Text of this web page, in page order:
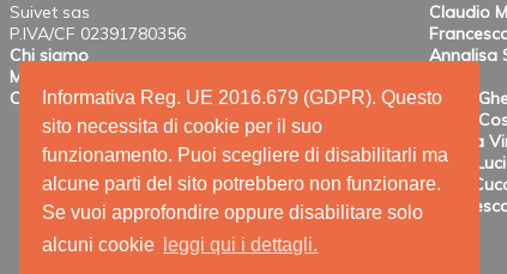
Informativa Reg. UE 2016.679 (GDPR). Questo
sito necessita di cookie per il suo
funzionamento. Puoi scegliere di disabilitarli ma
alcune parti del sito potrebbero non funzionare.
Se vuoi approfondire oppure disabilitare solo
alcuni cookie
leggi qui i dettagli.
Suivet sas
P.IVA/CF 02391780356
Chi siamo
Mission
Contatti
Claudio
Annalisa
Mario
Maria
Valeria
Anna
Irene